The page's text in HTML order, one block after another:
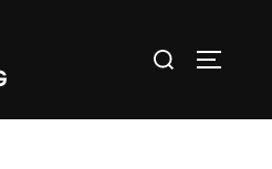
Suchen